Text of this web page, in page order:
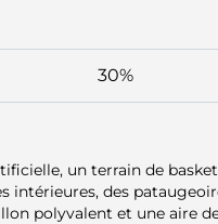
30%
un terrain de
des
polyvalent et une aire